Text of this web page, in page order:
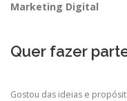
Marketing Digital
Quer fazer
Gostou das ideias e